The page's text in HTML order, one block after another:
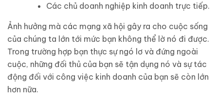
Các chủ doanh nghiệp kinh doanh trực tiếp.
Ảnh hưởng mà các mạng xã hội gây ra cho cuộc sống
của chúng ta lớn tới mức bạn không thể lờ nó đi được.
Trong trường hợp bạn thực sự ngó lơ và đứng ngoài
cuộc, những đối thủ của bạn sẽ tận dụng nó và sự tác
động đối với công việc kinh doanh của bạn sẽ còn lớn
hơn nữa.